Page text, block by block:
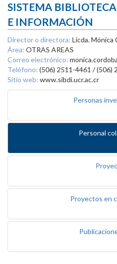
SISTEMA
E INFORMACIÓN
Director o directora: Licda. Mónica
Área: OTRAS AREAS
Correo electrónico:
Teléfono: (506) 2511-4461 / (506)
Sitio web: www.sibdi.ucr.ac.cr
Personas
Personal
Proyectos en